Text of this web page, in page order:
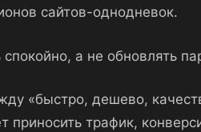
сайтов-однодневок.
спокойно, а не обновлять
«быстро, дешево,
трафик,